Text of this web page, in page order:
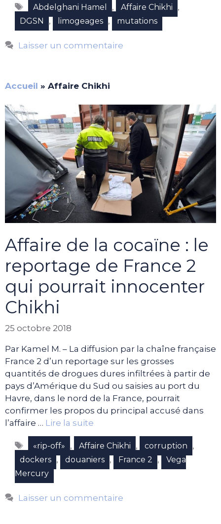
Étiquettes
Abdelghani Hamel , Affaire Chikhi ,
DGSN , limogeages , mutations
Laisser un commentaire
Accueil » Affaire Chikhi
Affaire de la cocaïne : le
reportage de France 2
qui pourrait innocenter
Chikhi
25 octobre 2018
Par Kamel M. – La diffusion par la chaîne française
France 2 d’un reportage sur les grosses
quantités de drogues dures infiltrées à partir de
pays d’Amérique du Sud ou saisies au port du
Havre, dans le nord de la France, pourrait
confirmer les propos du principal accusé dans
l’affaire … Lire la suite
Étiquettes
«rip-off» , Affaire Chikhi , corruption ,
dockers , douaniers , France 2 ,
Vega
Mercury
Laisser un commentaire